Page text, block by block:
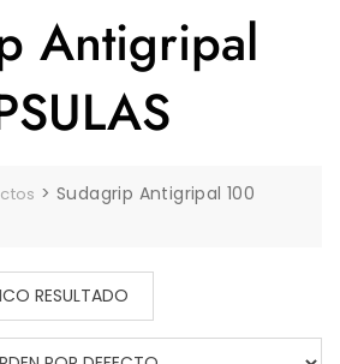
Antigripal
>Sudagrip Antigripal 100
RESULTADO